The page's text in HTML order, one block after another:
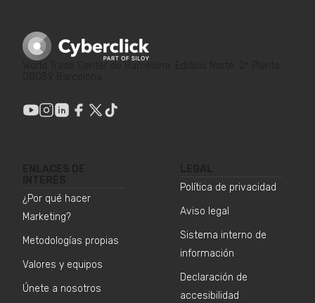
¿Por qué hacer
Marketing?
Metodologías propias
Valores y equipos
Únete a nosotros
Política de privacidad
Aviso legal
Sistema interno de
información
Declaración de
accesibilidad